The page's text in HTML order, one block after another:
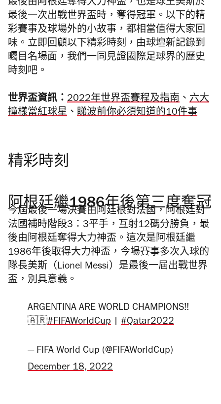
最後由阿根廷奪得大力神盃，也是球王美斯於
最後一次出戰世界盃時，奪得冠軍。以下的精
彩賽事及球場外的小故事，都相當值得大家回
味。立即回顧以下精彩時刻，由球壇新記錄到
曯目名場面，我們一同見證國際足球界的歷史
時刻吧。
世界盃資訊： 2022年世界盃賽程及指南 、 六大
撞樣當紅球星 、 睇波前你必須知道的10件事
精彩時刻
阿根廷繼1986年後第三度奪冠
今屆最後一場決賽由阿廷根對法國，阿根廷對
法國補時階段3：3平手，互射12碼分勝負，最
後由阿根廷奪得大力神盃。這次是阿根廷繼
1986年後取得大力神盃，今場賽事多次入球的
隊長美斯（Lionel Messi）是最後一屆出戰世界
盃，別具意義。
ARGENTINA ARE WORLD CHAMPIONS!!
🇦🇷#FIFAWorldCup #Qatar2022
— FIFA World Cup (@FIFAWorldCup)
December 18, 2022